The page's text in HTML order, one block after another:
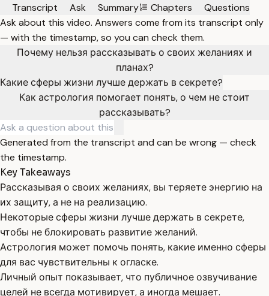
Transcript
Ask Summary Chapters
Questions
Ask about this video. Answers come from its transcript only
— with the timestamp, so you can check them.
Почему нельзя рассказывать о своих желаниях и
планах?
Какие сферы жизни лучше держать в секрете?
Как астрология помогает понять, о чем не стоит
рассказывать?
Generated from the transcript and can be wrong — check
the timestamp.
Key Takeaways
Рассказывая о своих желаниях, вы теряете энергию на
их защиту, а не на реализацию.
Некоторые сферы жизни лучше держать в секрете,
чтобы не блокировать развитие желаний.
Астрология может помочь понять, какие именно сферы
для вас чувствительны к огласке.
Личный опыт показывает, что публичное озвучивание
целей не всегда мотивирует, а иногда мешает.